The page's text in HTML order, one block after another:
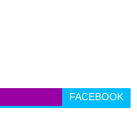
FACEBOOK